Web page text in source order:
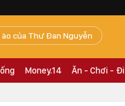
ào của Thư Đan Nguyễn
Money.14 Ăn - Chơi - Đi